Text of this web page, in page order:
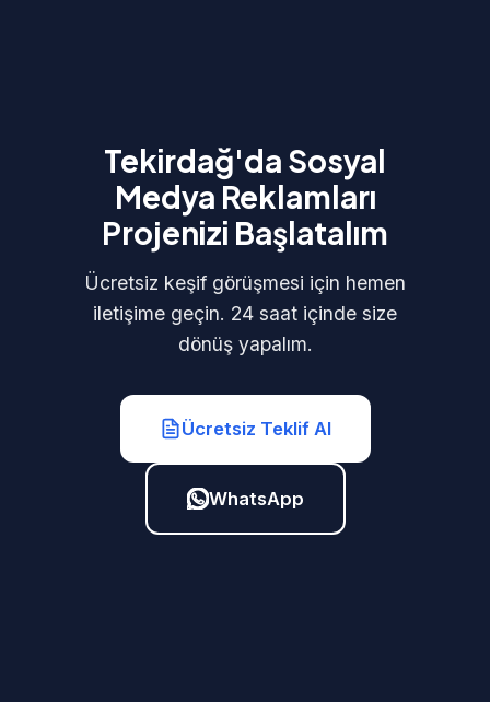
Tekirdağ'da Sosyal
Medya Reklamları
Projenizi Başlatalım
Ücretsiz keşif görüşmesi için hemen
iletişime geçin. 24 saat içinde size
dönüş yapalım.
Ücretsiz Teklif Al
WhatsApp